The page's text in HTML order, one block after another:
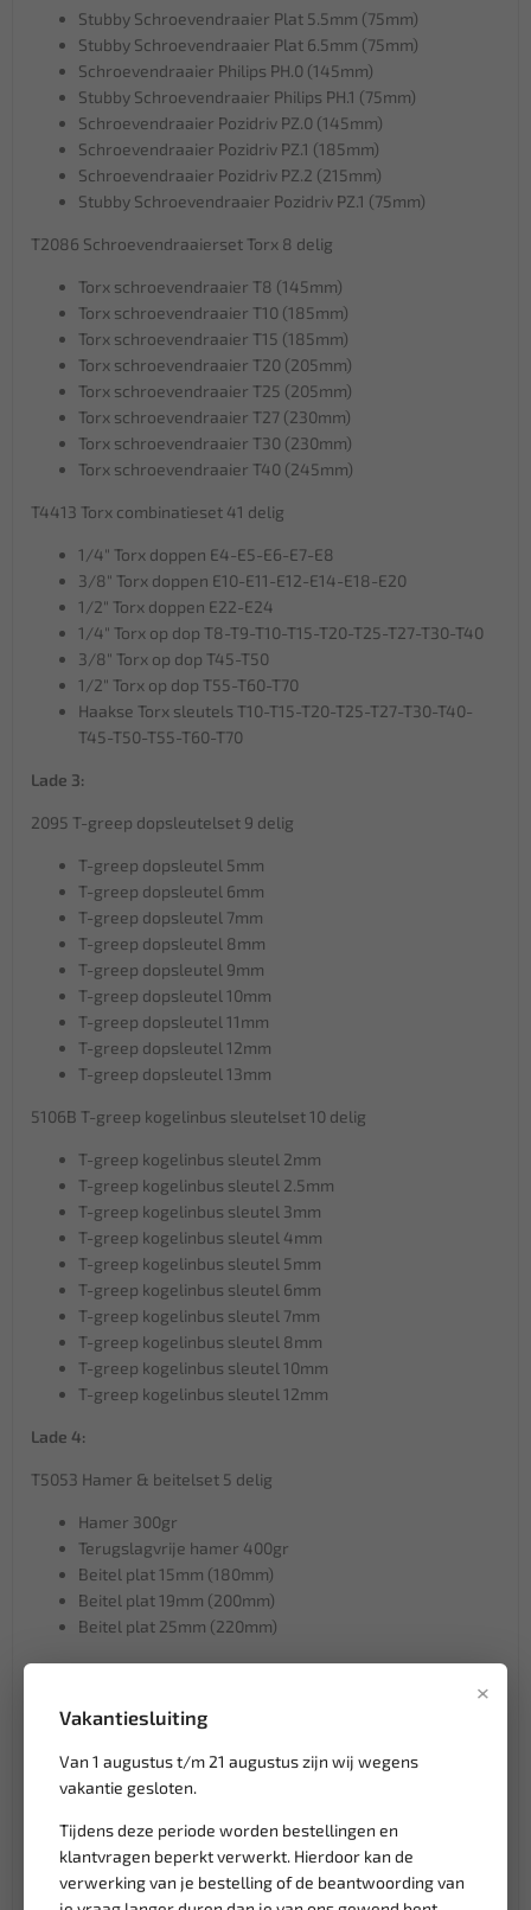
×
Vakantiesluiting
Van 1 augustus t/m 21 augustus zijn wij wegens
vakantie gesloten.
Tijdens deze periode worden bestellingen en
klantvragen beperkt verwerkt. Hierdoor kan de
verwerking van je bestelling of de beantwoording van
Stubby Schroevendraaier Plat 5.5mm (75mm)
Stubby Schroevendraaier Plat 6.5mm (75mm)
Schroevendraaier Philips PH.0 (145mm)
Stubby Schroevendraaier Philips PH.1 (75mm)
Schroevendraaier Pozidriv PZ.0 (145mm)
Schroevendraaier Pozidriv PZ.1 (185mm)
Schroevendraaier Pozidriv PZ.2 (215mm)
Stubby Schroevendraaier Pozidriv PZ.1 (75mm)
T2086 Schroevendraaierset Torx 8 delig
Torx schroevendraaier T8 (145mm)
Torx schroevendraaier T10 (185mm)
Torx schroevendraaier T15 (185mm)
Torx schroevendraaier T20 (205mm)
Torx schroevendraaier T25 (205mm)
Torx schroevendraaier T27 (230mm)
Torx schroevendraaier T30 (230mm)
Torx schroevendraaier T40 (245mm)
T4413 Torx combinatieset 41 delig
1/4" Torx doppen E4-E5-E6-E7-E8
3/8" Torx doppen E10-E11-E12-E14-E18-E20
1/2" Torx doppen E22-E24
1/4" Torx op dop T8-T9-T10-T15-T20-T25-T27-T30-T40
3/8" Torx op dop T45-T50
1/2" Torx op dop T55-T60-T70
Haakse Torx sleutels T10-T15-T20-T25-T27-T30-T40-
T45-T50-T55-T60-T70
Lade 3:
2095 T-greep dopsleutelset 9 delig
T-greep dopsleutel 5mm
T-greep dopsleutel 6mm
T-greep dopsleutel 7mm
T-greep dopsleutel 8mm
T-greep dopsleutel 9mm
T-greep dopsleutel 10mm
T-greep dopsleutel 11mm
T-greep dopsleutel 12mm
T-greep dopsleutel 13mm
5106B T-greep kogelinbus sleutelset 10 delig
T-greep kogelinbus sleutel 2mm
T-greep kogelinbus sleutel 2.5mm
T-greep kogelinbus sleutel 3mm
T-greep kogelinbus sleutel 4mm
T-greep kogelinbus sleutel 5mm
T-greep kogelinbus sleutel 6mm
T-greep kogelinbus sleutel 7mm
T-greep kogelinbus sleutel 8mm
T-greep kogelinbus sleutel 10mm
T-greep kogelinbus sleutel 12mm
Lade 4:
T5053 Hamer & beitelset 5 delig
Hamer 300gr
Terugslagvrije hamer 400gr
Beitel plat 15mm (180mm)
Beitel plat 19mm (200mm)
Beitel plat 25mm (220mm)
T5038 Tangenset 3 delig
Verstelbare moersleutel 250mm
Griptang 250mm
Lange bektang 200mm
Gebogen lange bektang 200mm
Combinatietang 175mm